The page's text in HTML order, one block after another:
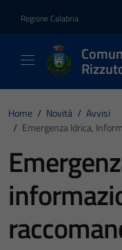
Regione Calabria
Home / Novità / Avvisi
/ Emergenza Idrica,